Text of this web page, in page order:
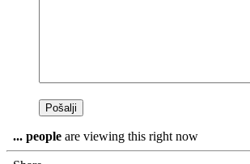
... people are viewing this right now